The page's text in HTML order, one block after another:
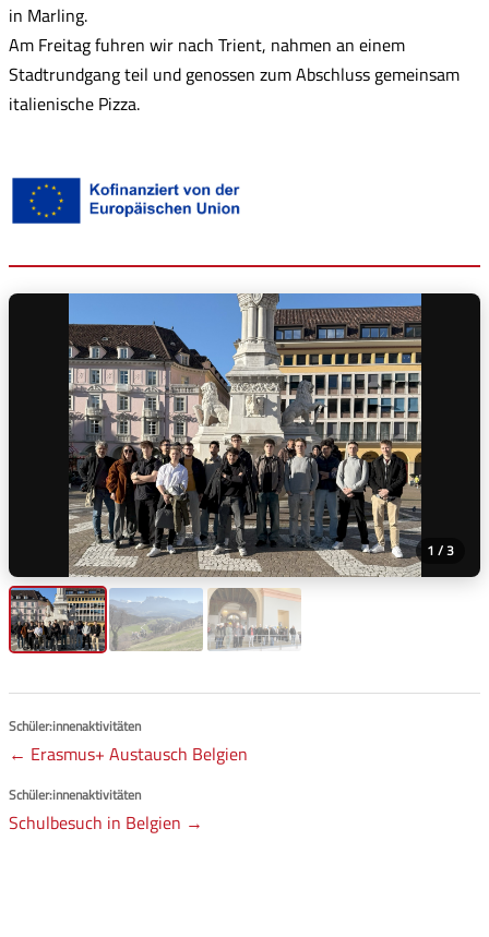
in Marling.
Am Freitag fuhren wir nach Trient, nahmen an einem
Stadtrundgang teil und genossen zum Abschluss gemeinsam
italienische Pizza.
1 / 3
Schüler:innenaktivitäten
← Erasmus+ Austausch Belgien
Schüler:innenaktivitäten
Schulbesuch in Belgien →